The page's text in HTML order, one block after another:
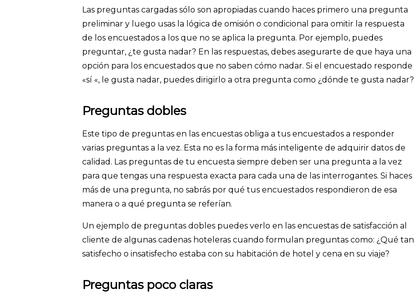
Las preguntas cargadas sólo son apropiadas cuando haces primero una pregunta
preliminar y luego usas la lógica de omisión o condicional para omitir la respuesta
de los encuestados a los que no se aplica la pregunta. Por ejemplo, puedes
preguntar, ¿te gusta nadar? En las respuestas, debes asegurarte de que haya una
opción para los encuestados que no saben cómo nadar. Si el encuestado responde
«sí «, le gusta nadar, puedes dirigirlo a otra pregunta como ¿dónde te gusta nadar?
Preguntas dobles
Este tipo de preguntas en las encuestas obliga a tus encuestados a responder
varias preguntas a la vez. Esta no es la forma más inteligente de adquirir datos de
calidad. Las preguntas de tu encuesta siempre deben ser una pregunta a la vez
para que tengas una respuesta exacta para cada una de las interrogantes. Si haces
más de una pregunta, no sabrás por qué tus encuestados respondieron de esa
manera o a qué pregunta se referían.
Un ejemplo de preguntas dobles puedes verlo en las encuestas de satisfacción al
cliente de algunas cadenas hoteleras cuando formulan preguntas como: ¿Qué tan
satisfecho o insatisfecho estaba con su habitación de hotel y cena en su viaje?
Preguntas poco claras